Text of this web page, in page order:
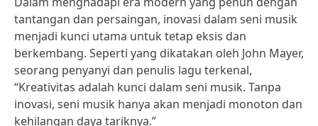
tantangan dan persaingan, inovasi dalam seni musik
menjadi kunci utama untuk tetap eksis dan
berkembang. Seperti yang dikatakan oleh John Mayer,
seorang penyanyi dan penulis lagu terkenal,
“Kreativitas adalah kunci dalam seni musik. Tanpa
inovasi, seni musik hanya akan menjadi monoton dan
kehilangan daya tariknya.”